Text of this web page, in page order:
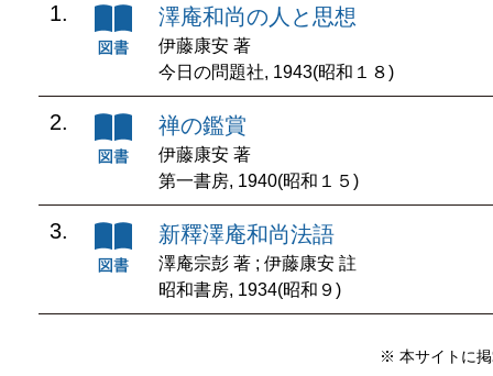
1. 澤庵和尚の人と思想
伊藤康安 著
今日の問題社, 1943(昭和１８)
2. 禅の鑑賞
伊藤康安 著
第一書房, 1940(昭和１５)
3. 新釋澤庵和尚法語
澤庵宗彭 著 ; 伊藤康安 註
昭和書房, 1934(昭和９)
※ 本サイトに